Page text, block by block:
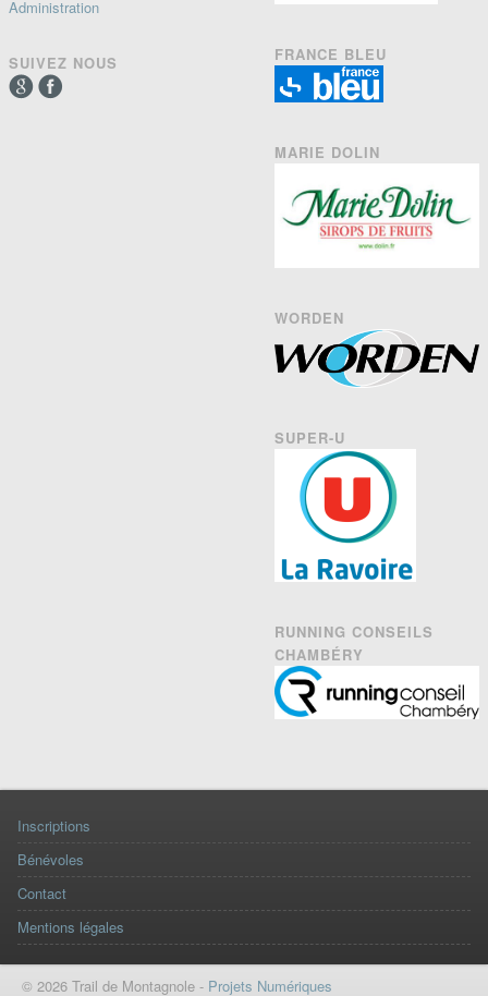
Administration
SUIVEZ NOUS FRANCE BLEU
MARIE DOLIN
WORDEN
SUPER-U
RUNNING CONSEILS
CHAMBÉRY
Inscriptions
Bénévoles
Contact
Mentions légales
© 2026 Trail de Montagnole - Projets Numériques